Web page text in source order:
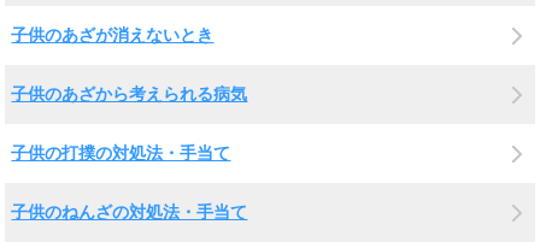
子供のあざが消えないとき
子供のあざから考えられる病気
子供の打撲の対処法・手当て
子供のねんざの対処法・手当て